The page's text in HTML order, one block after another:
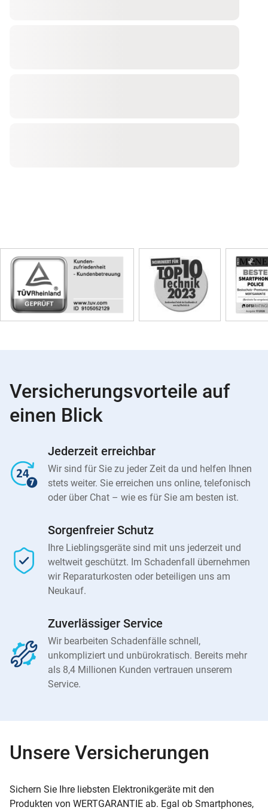
Skip
Siegel
Versicherungsvorteile auf
einen Blick
Jederzeit erreichbar
Wir sind für Sie zu jeder Zeit da und helfen Ihnen
stets weiter. Sie erreichen uns online, telefonisch
oder über Chat – wie es für Sie am besten ist.
Sorgenfreier Schutz
Ihre Lieblingsgeräte sind mit uns jederzeit und
weltweit geschützt. Im Schadenfall übernehmen
wir Reparaturkosten oder beteiligen uns am
Neukauf.
Zuverlässiger Service
Wir bearbeiten Schadenfälle schnell,
unkompliziert und unbürokratisch. Bereits mehr
als 8,4 Millionen Kunden vertrauen unserem
Service.
Unsere Versicherungen
Sichern Sie Ihre liebsten Elektronikgeräte mit den
Produkten von WERTGARANTIE ab. Egal ob Smartphones,